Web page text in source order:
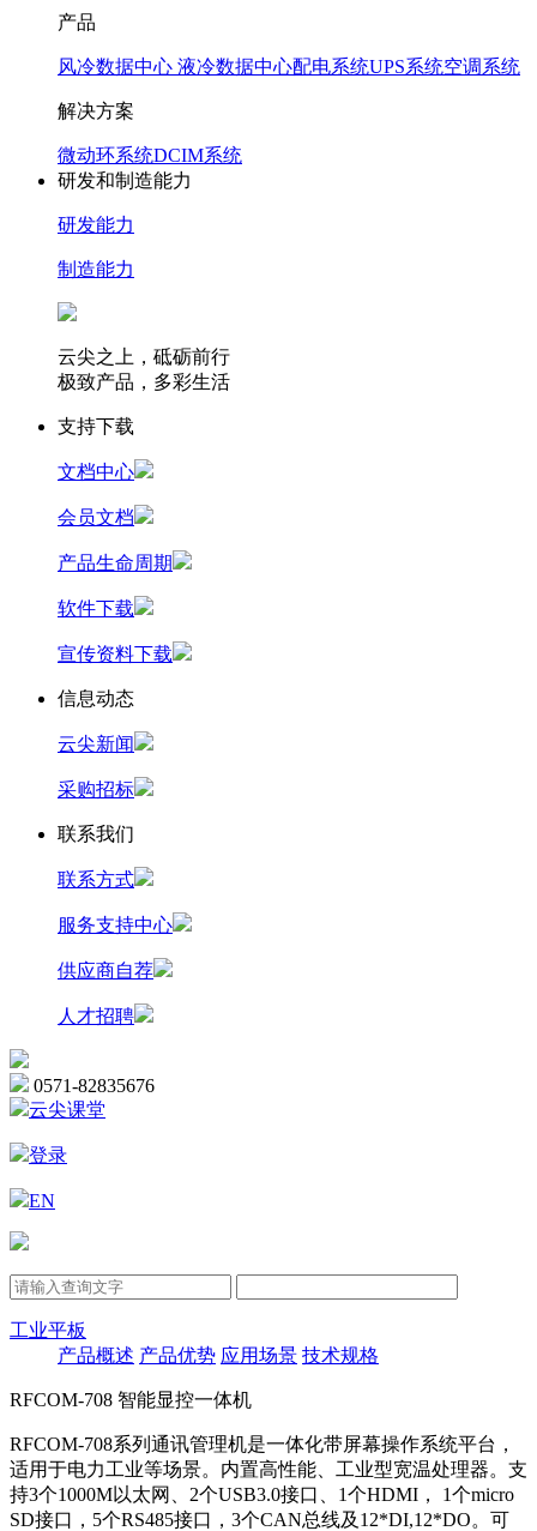
产品
风冷数据中心 液冷数据中心配电系统UPS系统空调系统
解决方案
微动环系统DCIM系统
研发和制造能力
研发能力
制造能力
云尖之上，砥砺前行
极致产品，多彩生活
支持下载
文档中心
会员文档
产品生命周期
软件下载
宣传资料下载
信息动态
云尖新闻
采购招标
联系我们
联系方式
服务支持中心
供应商自荐
人才招聘
0571-82835676
云尖课堂
登录
EN
工业平板
产品概述 产品优势 应用场景 技术规格
RFCOM-708 智能显控一体机
RFCOM-708系列通讯管理机是一体化带屏幕操作系统平台，
适用于电力工业等场景。内置高性能、工业型宽温处理器。支
持3个1000M以太网、2个USB3.0接口、1个HDMI， 1个micro
SD接口，5个RS485接口，3个CAN总线及12*DI,12*DO。可